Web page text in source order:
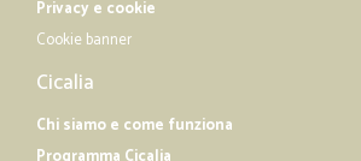
Privacy e cookie
Cookie banner
Cicalia
Chi siamo e come funziona